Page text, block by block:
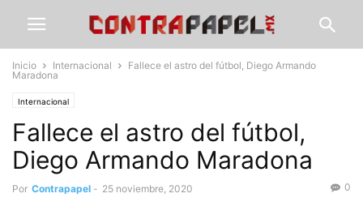
Inicio Internacional
Fallece el astro del fútbol, Diego Armando
Maradona
Internacional
Fallece el astro del fútbol,
Diego Armando Maradona
Por Contrapapel - 25 noviembre, 2020 0